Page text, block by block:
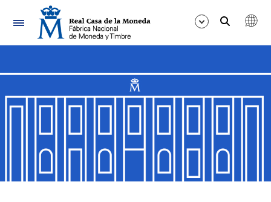
Navegació
Mostra/Amaga
Mostra/Amaga
Mostra/Amaga